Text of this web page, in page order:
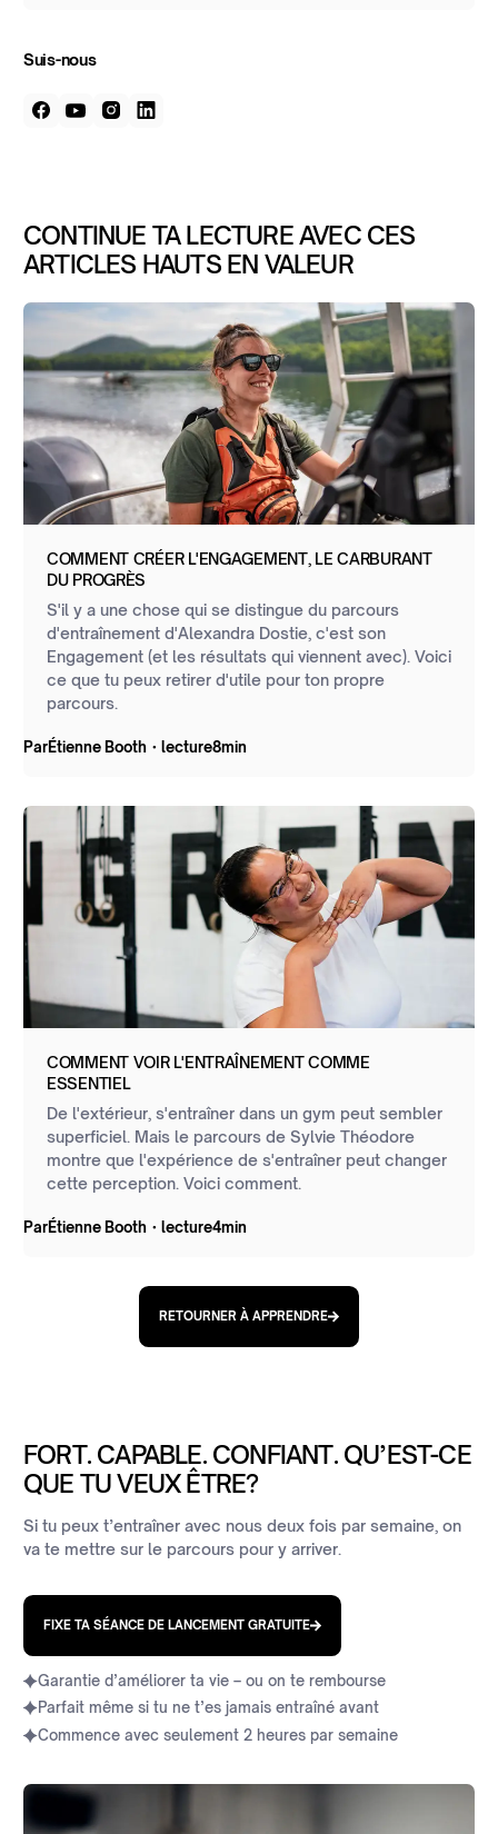
Suis-nous
CONTINUE TA LECTURE AVEC CES
ARTICLES HAUTS EN VALEUR
RETOURNER À APPRENDRE
COMMENT CRÉER L'ENGAGEMENT, LE CARBURANT
DU PROGRÈS
S'il y a une chose qui se distingue du parcours
d'entraînement d'Alexandra Dostie, c'est son
Engagement (et les résultats qui viennent avec). Voici
ce que tu peux retirer d'utile pour ton propre
parcours.
ParÉtienne Booth ・ lecture8min
COMMENT VOIR L'ENTRAÎNEMENT COMME
ESSENTIEL
De l'extérieur, s'entraîner dans un gym peut sembler
superficiel. Mais le parcours de Sylvie Théodore
montre que l'expérience de s'entraîner peut changer
cette perception. Voici comment.
ParÉtienne Booth ・ lecture4min
FORT. CAPABLE. CONFIANT. QU’EST-CE
QUE TU VEUX ÊTRE?
Si tu peux t’entraîner avec nous deux fois par semaine, on
va te mettre sur le parcours pour y arriver.
FIXE TA SÉANCE DE LANCEMENT GRATUITE
Garantie d’améliorer ta vie – ou on te rembourse
Parfait même si tu ne t’es jamais entraîné avant
Commence avec seulement 2 heures par semaine